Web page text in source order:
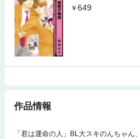
649
作品情報
「君は運命の人」BL大スキのんちゃ